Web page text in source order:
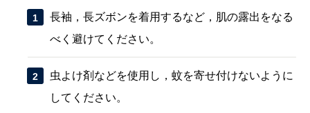
長袖，長ズボンを着用するなど，肌の露出をなる
べく避けてください。
虫よけ剤などを使用し，蚊を寄せ付けないように
してください。